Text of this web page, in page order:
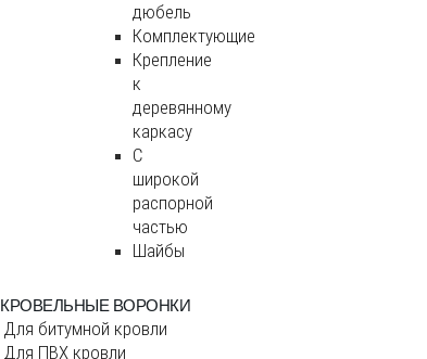
дюбель
Комплектующие
Крепление
к
деревянному
каркасу
С
широкой
распорной
частью
Шайбы
КРОВЕЛЬНЫЕ ВОРОНКИ
Для битумной кровли
Для ПВХ кровли